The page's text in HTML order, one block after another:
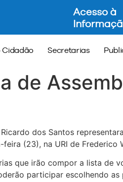
Acesso à
Cidadão Secretarias
de
dos Santos
(23), na URI de Frederico
que irão compor a lista de
participar escolhendo